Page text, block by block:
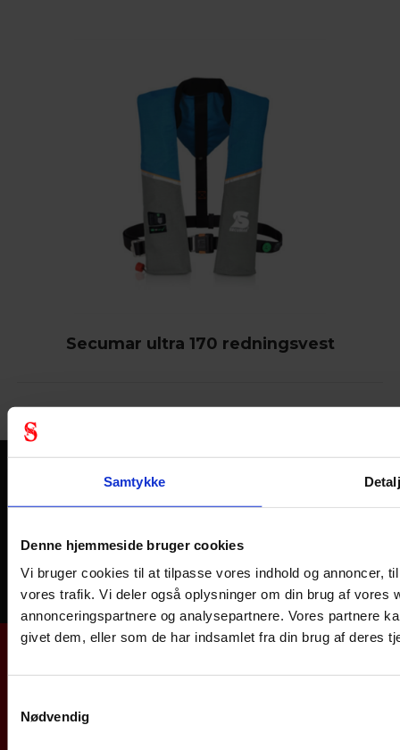
Samtykke
Denne hjemmeside bruger cookies
Vi bruger cookies til at tilpasse vores indhold og annoncer,
vores trafik. Vi deler også oplysninger om din brug af vores
annonceringspartnere og analysepartnere. Vores partnere
givet dem, eller som de har indsamlet fra din brug af deres
Nødvendig
Secumar ultra 170 redningsvest
Få en GRATIS Safety-Audit
Undgå arbejdsulykker, spar penge og få kendskab til
Bestil din Safety-Audit i dag